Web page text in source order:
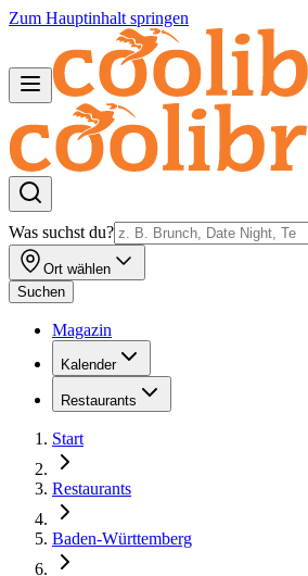
Zum Hauptinhalt springen
Was suchst du?
Ort wählen
Suchen
Magazin
Kalender
Restaurants
Start
Restaurants
Baden-Württemberg